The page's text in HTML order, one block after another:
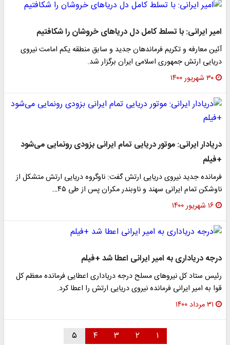
امیر ایرانی: با تسلط کامل دل دریاهای خروشان را شکافتیم
آئین معارفه و تکریم فرماندهان جدید و سابق منطقه یکم امامت نیروی
دریایی ارتش جمهوری اسلامی ایران برگزار شد.
۳۰ شهریور ۱۴۰۰
دریادار ایرانی: موتور دریایی تمام ایرانی بزودی رونمایی می‌شود
+فیلم
فرمانده جدید نیروی دریایی ارتش گفت: ناوگروه دریایی ارتش متشکل از
ناوشکن تمام ایرانی سهند و ناوبندر مکران پس از طی ۴۵…
۱۶ شهریور ۱۴۰۰
درجه دریاداری به امیر ایرانی اعطا شد +فیلم
رئیس ستاد کل نیروهای مسلح درجه دریاداری اعطایی فرمانده معظم کل
قوا به امیر ایرانی فرمانده نیروی دریایی ارتش را اعطا کرد.
۳۱ مرداد ۱۴۰۰
۱ ۲ ۳ ۴ ۵